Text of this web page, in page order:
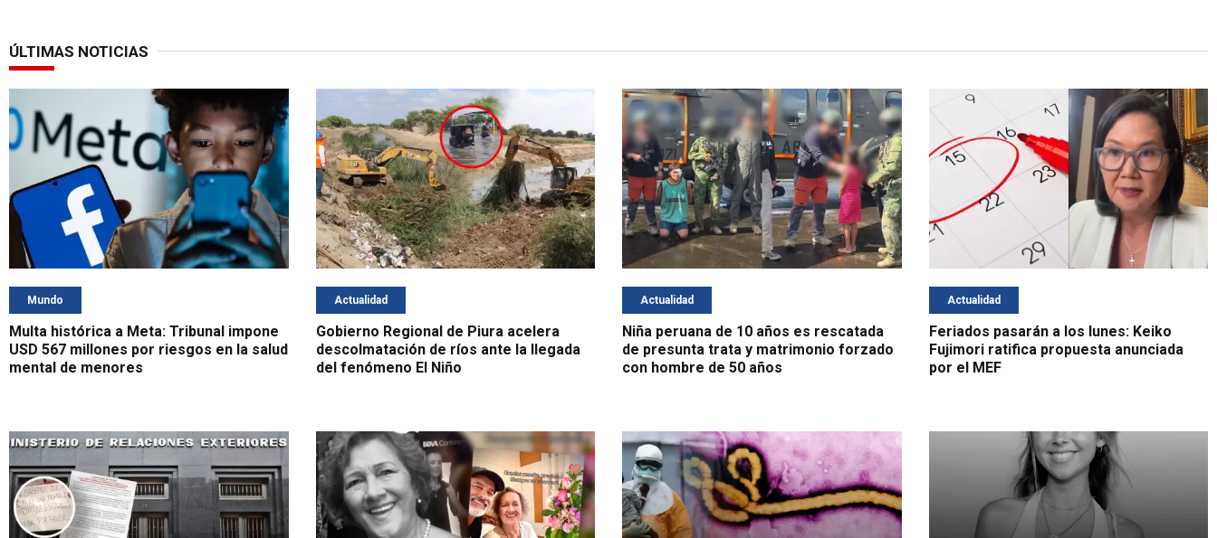
ÚLTIMAS NOTICIAS
Mundo
Multa histórica a Meta: Tribunal impone
USD 567 millones por riesgos en la salud
mental de menores
Actualidad
Gobierno Regional de Piura acelera
descolmatación de ríos ante la llegada
del fenómeno El Niño
Actualidad
Niña peruana de 10 años es rescatada
de presunta trata y matrimonio forzado
con hombre de 50 años
Actualidad
Feriados pasarán a los lunes: Keiko
Fujimori ratifica propuesta anunciada
por el MEF